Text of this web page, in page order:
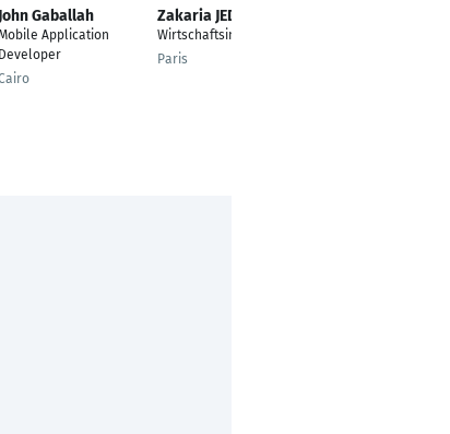
John Gaballah
Application
Developer
Zakaria JEDDI
Wirtschaftsinformatik
Paris